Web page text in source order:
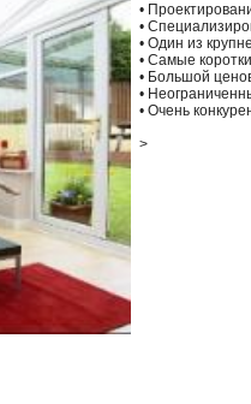
•
•
• Один из
• Самые
• Большой
•
• Очень
>